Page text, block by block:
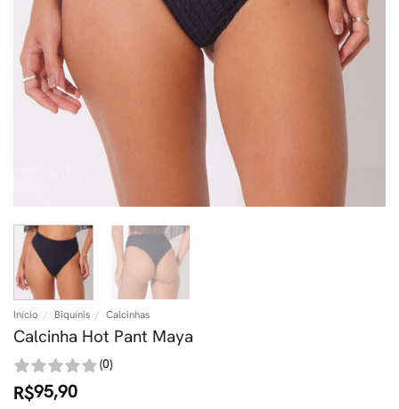
Início / Biquínis / Calcinhas
Calcinha Hot Pant Maya
(0)
R$95,90